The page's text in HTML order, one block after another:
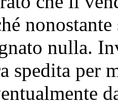
nulla.
spedita per